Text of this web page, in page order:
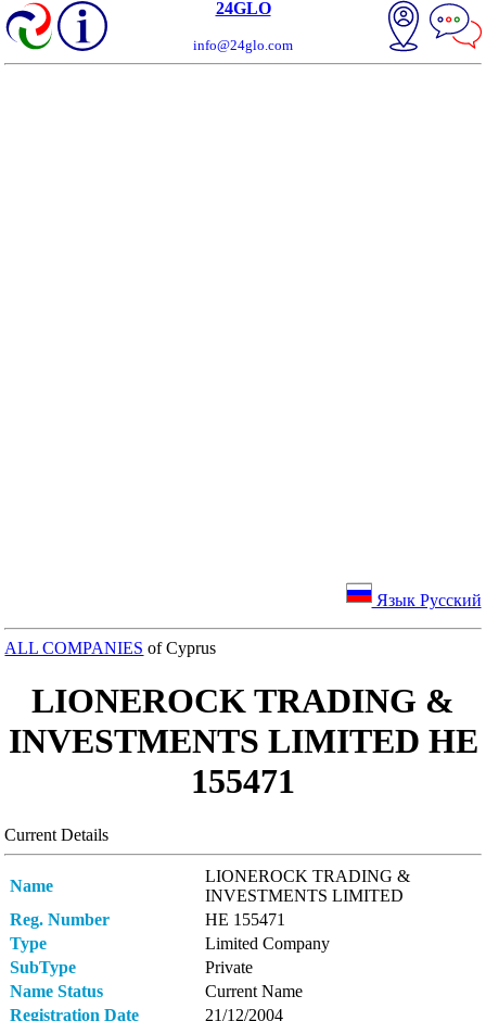
24GLO
info@24glo.com
Язык Русский
ALL COMPANIES of Cyprus
LIONEROCK TRADING &
INVESTMENTS LIMITED ΗΕ
155471
Current Details
Name
LIONEROCK TRADING &
INVESTMENTS LIMITED
Reg. Number
ΗΕ 155471
Type
Limited Company
SubType
Private
Name Status
Current Name
Registration Date
21/12/2004